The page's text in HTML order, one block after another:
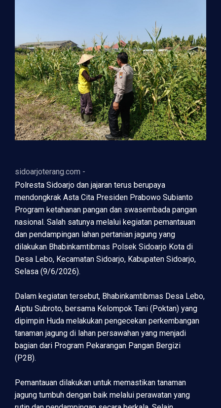
sidoarjoterang.com -
Polresta Sidoarjo dan jajaran terus berupaya
mendongkrak Asta Cita Presiden Prabowo Subianto
Program ketahanan pangan dan swasembada pangan
nasional. Salah satunya melalui kegiatan pemantauan
dan pendampingan lahan pertanian jagung yang
dilakukan Bhabinkamtibmas Polsek Sidoarjo Kota di
Desa Lebo, Kecamatan Sidoarjo, Kabupaten Sidoarjo,
Selasa (9/6/2026).
Dalam kegiatan tersebut, Bhabinkamtibmas Desa Lebo,
Aiptu Subroto, bersama Kelompok Tani (Poktan) yang
dipimpin Huda melakukan pengecekan perkembangan
tanaman jagung di lahan persawahan yang menjadi
bagian dari Program Pekarangan Pangan Bergizi
(P2B).
Pemantauan dilakukan untuk memastikan tanaman
jagung tumbuh dengan baik melalui perawatan yang